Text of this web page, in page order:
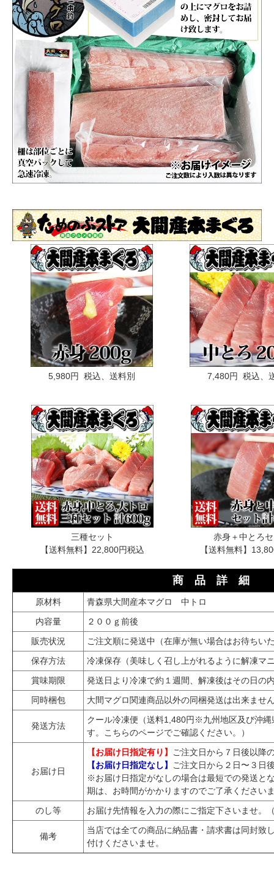
5,980円 税込、送料別 7,480円 税込、
三種セット
【送料無料】22,800円税込
赤身＋中とろ
【送料無料】
商 品 詳 細
原材料
青森県大間産本マグロ 中トロ
内容量
２００ｇ前後
販売状況
ご注文順に発送中（在庫が無い場合はお待ちい
保存方法
冷凍保存（美味しく召し上がれるように解凍マ
賞味期限
発送日より冷凍で約１週間、解凍後はその日の
同時梱包
大間マグロ関連商品以外の同梱発送は出来ませ
発送方法
クール冷凍便（送料1,480円※九州地区及び沖
す。 こちらのページでご確認ください。）
お届け日
【お届け日指定有り】 ご注文日から７日後以降
【お届け日指定なし】 ご注文日から２日〜３日
※お届け日指定がなしの場合は最短での発送と
期は、お時間がかかりますのでご了承ください
のし等
お届け先情報を入力の際にご指定下さいませ。
備考
当店では全ての商品に納品書・請求書は同封致
付けくださいませ。